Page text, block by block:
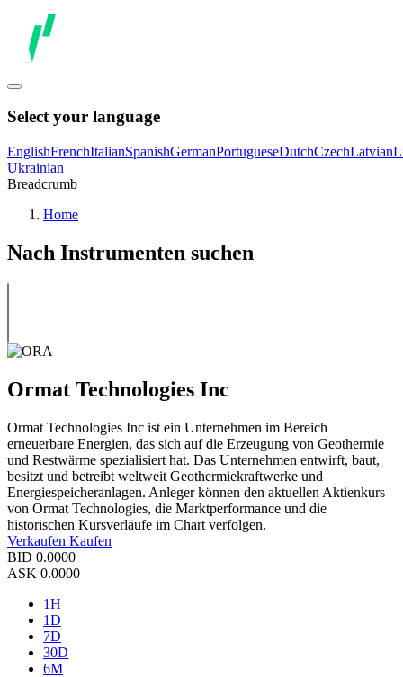
Select your language
EnglishFrenchItalianSpanishGermanPortugueseDutchCzechLatvian
Ukrainian
Breadcrumb
Home
Nach Instrumenten suchen
Ormat Technologies Inc
Ormat Technologies Inc ist ein Unternehmen im Bereich
erneuerbare Energien, das sich auf die Erzeugung von Geothermie
und Restwärme spezialisiert hat. Das Unternehmen entwirft, baut,
besitzt und betreibt weltweit Geothermiekraftwerke und
Energiespeicheranlagen. Anleger können den aktuellen Aktienkurs
von Ormat Technologies, die Marktperformance und die
historischen Kursverläufe im Chart verfolgen.
Verkaufen Kaufen
BID 0.0000
ASK 0.0000
1H
1D
7D
30D
6M